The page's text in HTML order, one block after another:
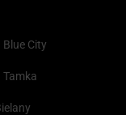
City